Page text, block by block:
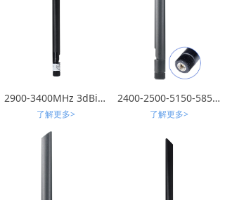
2900-3400MHz 3dBi 13橡胶棒天线（折弯结构）
了解更多>
2400-2500-5150-5850MHz 1-2dBi 橡胶棒（可折弯 ）
了解更多>